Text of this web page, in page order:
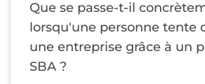
Que se passe-t-il
lorsqu'une personne tente
une entreprise grâce à un
SBA ?